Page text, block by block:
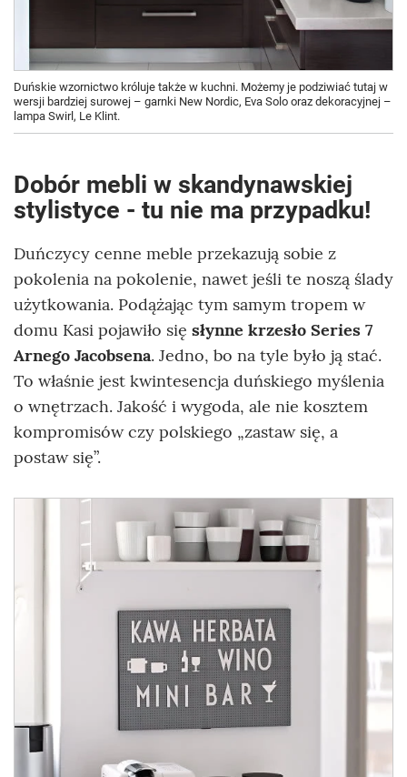
Duńskie wzornictwo króluje także w kuchni. Możemy je podziwiać tutaj w
wersji bardziej surowej – garnki New Nordic, Eva Solo oraz dekoracyjnej –
lampa Swirl, Le Klint.
Dobór mebli w skandynawskiej
stylistyce - tu nie ma przypadku!
Duńczycy cenne meble przekazują sobie z
pokolenia na pokolenie, nawet jeśli te noszą ślady
użytkowania. Podążając tym samym tropem w
domu Kasi pojawiło się słynne krzesło Series 7
Arnego Jacobsena. Jedno, bo na tyle było ją stać.
To właśnie jest kwintesencja duńskiego myślenia
o wnętrzach. Jakość i wygoda, ale nie kosztem
kompromisów czy polskiego „zastaw się, a
postaw się”.